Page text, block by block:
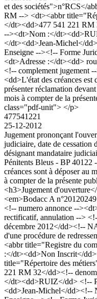
et des sociétés">n°RCS</
RM --> <dt><abbr
</dt><dd>477 541 221
--><dt>Nom :</
</dt><dd>Jean-Michel</
Enseigne --><!-- Forme
<dt>Adresse :</dt><dd>
<!-- complement jugement
<dd>L'état des créances est
présenter réclamation
mois à compter de la
class="pdf-unit"> </p>
477541221
25-12-2012
Jugement prononçant
judiciaire, date de cessation
désignant mandataire
Pénitents Bleus - BP 40122
créances sont à déposer au
à compter de la présente
<h3>Jugement
<em>Bodacc A
<!-- numero annonce --
rectificatif, annulation -->
décembre 2012</dd><!--
d'une procédure de
<abbr title="Registre du
:</dt><dd>Non Inscrit</
title="Répertoire des
221 RM 32</dd><!--
</dt><dd>RUIZ</dd> <!--
<dd>Jean-Michel</dd><!--